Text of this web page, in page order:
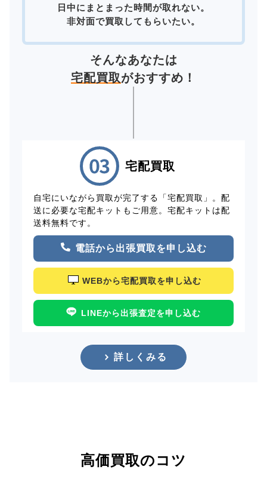
日中にまとまった時間が取れない。
非対面で買取してもらいたい。
そんなあなたは
宅配買取がおすすめ！
宅配買取
自宅にいながら買取が完了する「宅配買取」。配
送に必要な宅配キットもご用意。宅配キットは配
送料無料です。
電話から出張買取を申し込む
WEBから宅配買取を申し込む
LINEから出張査定を申し込む
詳しくみる
高価買取のコツ